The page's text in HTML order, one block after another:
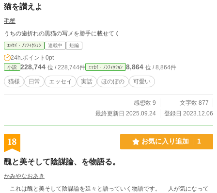
猫を讃えよ
毛蟹
うちの歯折れの黒猫の写メを勝手に載せてく
ｴｯｾｲ・ﾉﾝﾌｨｸｼｮﾝ 連載中 短編
24h.ポイント 0pt
小説 228,744 位 / 228,744件 ｴｯｾｲ・ﾉﾝﾌｨｸｼｮﾝ 8,864 位 / 8,864件
猫様 日常 エッセイ 実話 ほのぼの 可愛い
感想数 9
文字数 877
最終更新日 2025.09.24
登録日 2023.12.06
18 お気に入り追加 1
醜と美そして陰謀論、を物語る。
かみやなおあき
これは醜と美そして陰謀論を延々と語っていく物語です。 人が気になって